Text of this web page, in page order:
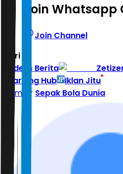
Join Whatsapp
Join Channel
Hari ini
Indeks Berita
Learning Hub
Iklan Jitu
Home
Sepak Bola Dunia